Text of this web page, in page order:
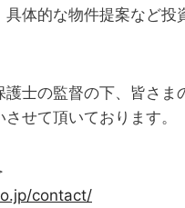
具体的な物件提案など投
護士の監督の下、皆さま
せて頂いております。
contact/